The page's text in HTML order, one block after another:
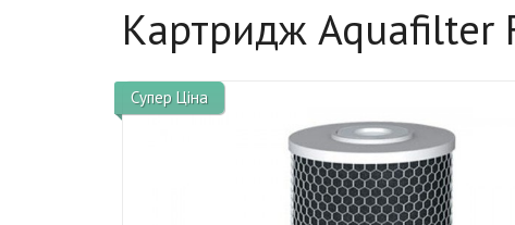
Картридж Aquafilter
Супер Ціна